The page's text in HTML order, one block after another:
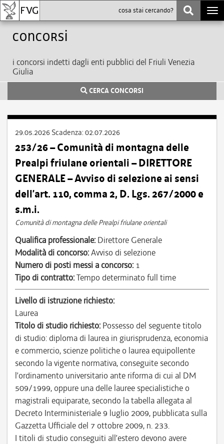
Concorsi
i concorsi indetti dagli enti pubblici del Friuli Venezia
Giulia
CERCA CONCORSI
29.05.2026 Scadenza: 02.07.2026
253/26 – Comunità di montagna delle
Prealpi friulane orientali – DIRETTORE
GENERALE – Avviso di selezione ai sensi
dell’art. 110, comma 2, D. Lgs. 267/2000 e
s.m.i.
Comunità di montagna delle Prealpi friulane orientali
Qualifica professionale: Direttore Generale
Modalità di concorso:Avviso di selezione
Numero di posti messi a concorso: 1
Tipo di contratto:Tempo determinato full time
Livello di istruzione richiesto:
Laurea
Titolo di studio richiesto: Possesso del seguente titolo
di studio: diploma di laurea in giurisprudenza, economia
e commercio, scienze politiche o laurea equipollente
secondo la vigente normativa, conseguite secondo
l’ordinamento universitario ante riforma di cui al DM
509/1999, oppure una delle lauree specialistiche o
magistrali equiparate, secondo la tabella allegata al
Decreto Interministeriale 9 luglio 2009, pubblicata sulla
Gazzetta Ufficiale del 7 ottobre 2009, n. 233.
I titoli di studio conseguiti all’estero devono avere